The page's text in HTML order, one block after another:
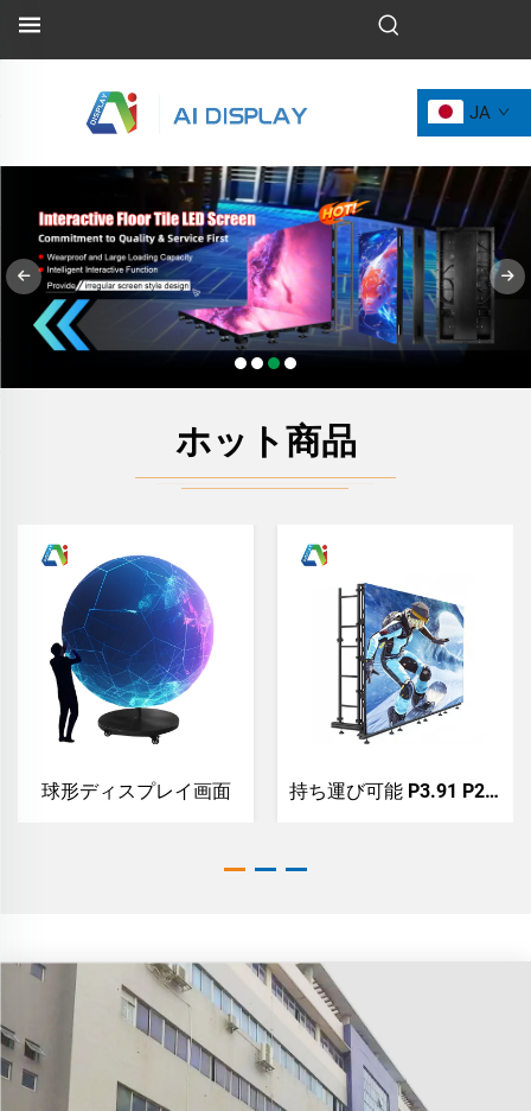
JA
ホット商品
球形ディスプレイ画面 持ち運び可能 P3.91 P2.6 P3.9 P4.8 屋外 屋内 全天候型LED表示スクリーンパネル レンタル イベント 舞台 教会用LEDビデオウォール